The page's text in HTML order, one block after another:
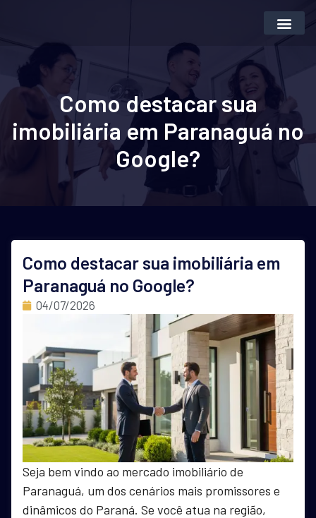
Como destacar sua
imobiliária em Paranaguá no
Google?
Como destacar sua imobiliária em
Paranaguá no Google?
04/07/2026
Seja bem vindo ao mercado imobiliário de
Paranaguá, um dos cenários mais promissores e
dinâmicos do Paraná. Se você atua na região,